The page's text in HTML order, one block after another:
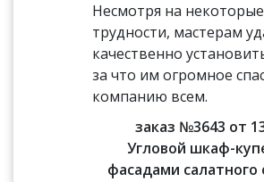
Несмотря на некоторые
трудности, мастерам
качественно
за что им огромное
компанию всем.
заказ №3643 от
Угловой шкаф-
фасадами салатного